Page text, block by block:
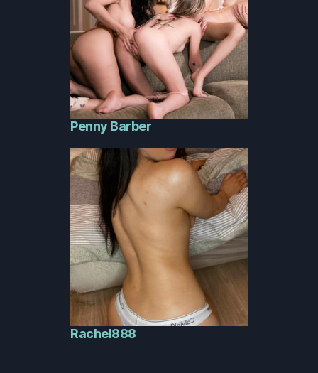
Penny Barber
Rachel888